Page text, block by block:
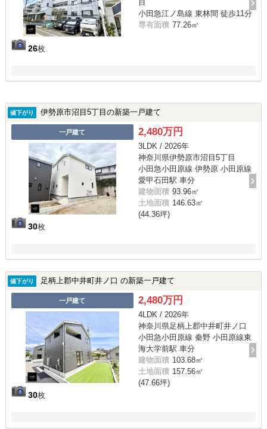
26枚
目
小田急江ノ島線 東林間 徒歩11分
専有面積 77.26㎡
値下がり 伊勢原市沼目5丁目の新築一戸建て
一戸建て
30枚
2,480万円
3LDK / 2026年
神奈川県伊勢原市沼目5丁目
小田急小田原線 伊勢原 小田原線
愛甲石田駅 車分
建物面積 93.96㎡
土地面積 146.63㎡
(44.36坪)
値下がり 足柄上郡中井町井ノ口 の新築一戸建て
一戸建て
30枚
2,480万円
4LDK / 2026年
神奈川県足柄上郡中井町井ノ口
小田急小田原線 秦野 小田原線東
海大学前駅 車分
建物面積 103.68㎡
土地面積 157.56㎡
(47.66坪)